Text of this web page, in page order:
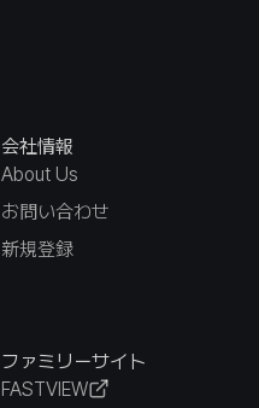
会社情報
About Us
お問い合わせ
新規登録
ファミリーサイト
FASTVIEW